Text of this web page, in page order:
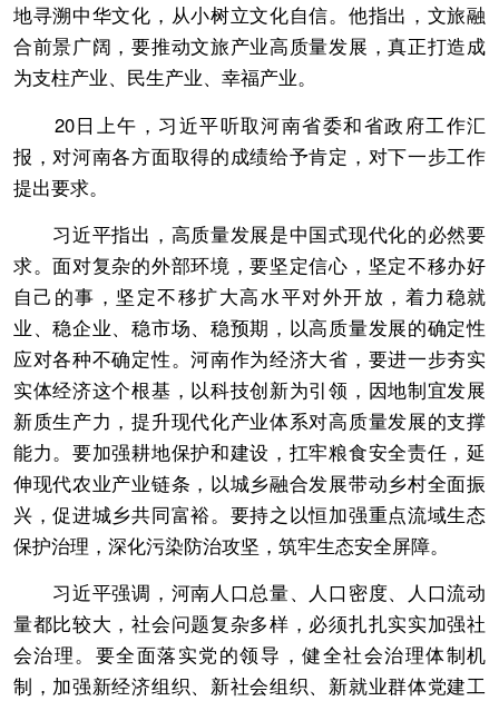
地寻溯中华文化，从小树立文化自信。他指出，文旅融
合前景广阔，要推动文旅产业高质量发展，真正打造成
为支柱产业、民生产业、幸福产业。
20日上午，习近平听取河南省委和省政府工作汇
报，对河南各方面取得的成绩给予肯定，对下一步工作
提出要求。
习近平指出，高质量发展是中国式现代化的必然要
求。面对复杂的外部环境，要坚定信心，坚定不移办好
自己的事，坚定不移扩大高水平对外开放，着力稳就
业、稳企业、稳市场、稳预期，以高质量发展的确定性
应对各种不确定性。河南作为经济大省，要进一步夯实
实体经济这个根基，以科技创新为引领，因地制宜发展
新质生产力，提升现代化产业体系对高质量发展的支撑
能力。要加强耕地保护和建设，扛牢粮食安全责任，延
伸现代农业产业链条，以城乡融合发展带动乡村全面振
兴，促进城乡共同富裕。要持之以恒加强重点流域生态
保护治理，深化污染防治攻坚，筑牢生态安全屏障。
习近平强调，河南人口总量、人口密度、人口流动
量都比较大，社会问题复杂多样，必须扎扎实实加强社
会治理。要全面落实党的领导，健全社会治理体制机
制，加强新经济组织、新社会组织、新就业群体党建工